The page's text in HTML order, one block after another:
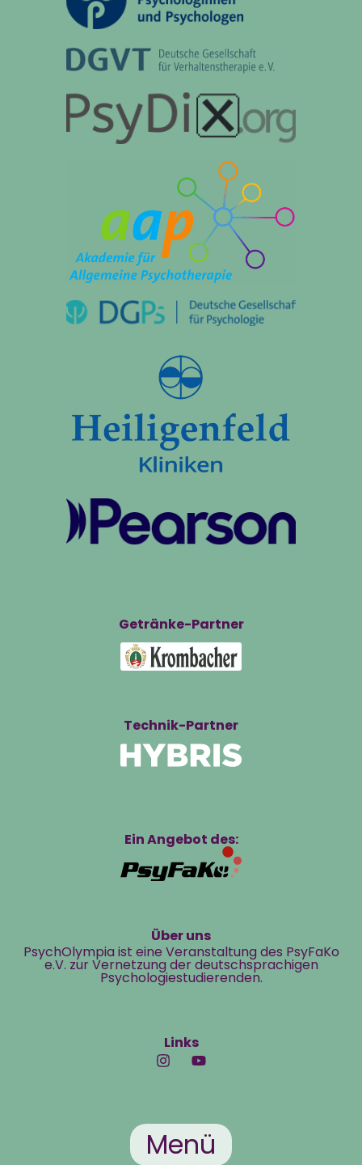
Getränke-Partner
Technik-Partner
Ein Angebot des:
Über uns
PsychOlympia ist eine Veranstaltung des PsyFaKo
e.V. zur Vernetzung der deutschsprachigen
Psychologiestudierenden.
Links
Menü